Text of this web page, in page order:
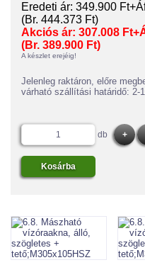
Eredeti ár: 349.900
(Br. 444.373 Ft)
Akciós ár: 307.008
(Br. 389.900 Ft)
A készlet erejéig!
Jelenleg raktáron, előre
várható szállítási határidő: 2-
db